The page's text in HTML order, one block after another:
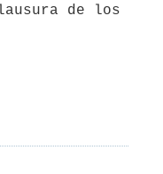
de los